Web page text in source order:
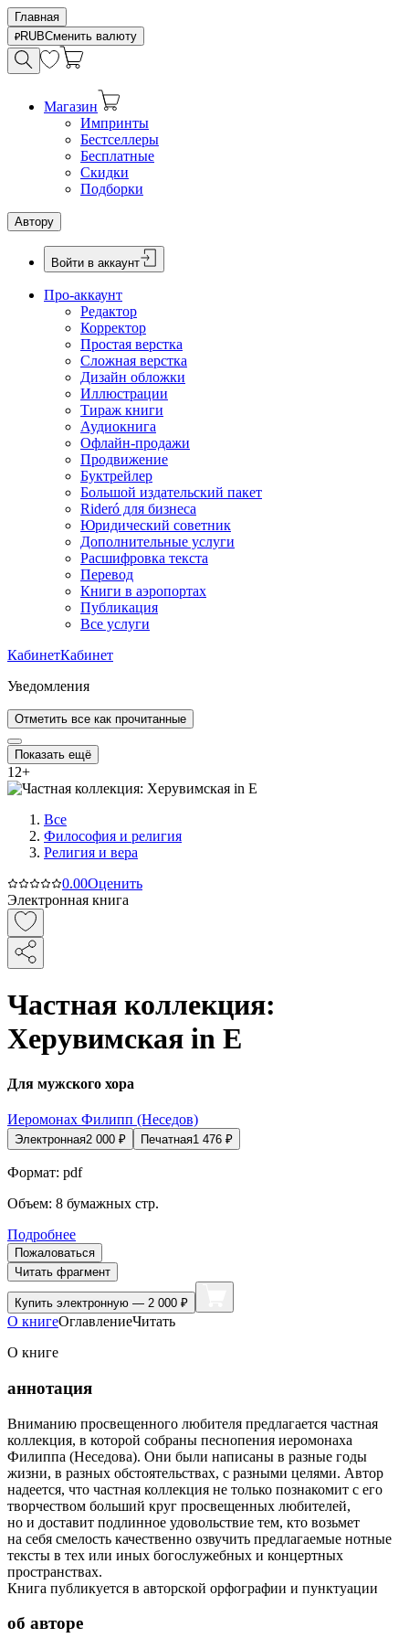
Главная
RUBСменить валюту
Магазин
Импринты
Бестселлеры
Бесплатные
Скидки
Подборки
Автору
Войти в аккаунт
Про-аккаунт
Редактор
Корректор
Простая верстка
Сложная верстка
Дизайн обложки
Иллюстрации
Тираж книги
Аудиокнига
Офлайн-продажи
Продвижение
Буктрейлер
Большой издательский пакет
Rideró для бизнеса
Юридический советник
Дополнительные услуги
Расшифровка текста
Перевод
Книги в аэропортах
Публикация
Все услуги
КабинетКабинет
Уведомления
Отметить все как прочитанные
Показать ещё
12+
Все
Философия и религия
Религия и вера
0.00Оценить
Электронная книга
Частная коллекция:
Херувимская in E
Для мужского хора
Иеромонах Филипп (Неседов)
Электронная2 000 ₽ Печатная1 476 ₽
Формат: pdf
Объем: 8 бумажных стр.
Подробнее
Пожаловаться
Читать фрагмент
Купить электронную — 2 000 ₽
О книгеОглавлениеЧитать
О книге
аннотация
Вниманию просвещенного любителя предлагается частная
коллекция, в которой собраны песнопения иеромонаха
Филиппа (Неседова). Они были написаны в разные годы
жизни, в разных обстоятельствах, с разными целями. Автор
надеется, что частная коллекция не только познакомит с его
творчеством больший круг просвещенных любителей,
но и доставит подлинное удовольствие тем, кто возьмет
на себя смелость качественно озвучить предлагаемые нотные
тексты в тех или иных богослужебных и концертных
пространствах.
Книга публикуется в авторской орфографии и пунктуации
об авторе